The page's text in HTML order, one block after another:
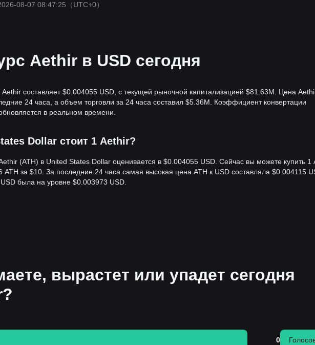
08-07 08:47:25 （UTC+0）
Aethir в USD сегодня
составляет $0.004055 USD, с текущей рыночной капитализацией $81.63M. Цена
24 часа, а объем торговли за 24 часа составил $5.36M. Коэффициент конвертации
в реальном времени.
Dollar стоит 1 Aethir?
(ATH) в United States Dollar оценивается в $0.004055 USD. Сейчас вы можете купить 1
за $10. За последние 24 часа самая высокая цена ATH к USD составляла $0.004115
была на уровне $0.003973 USD.
вырастет или упадет сегодня
0